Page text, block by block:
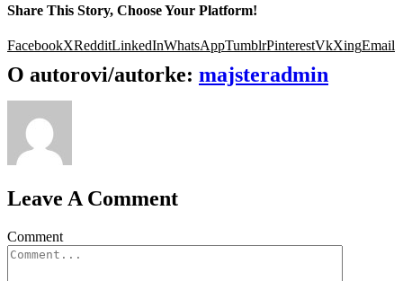
Share This Story, Choose Your Platform!
FacebookXRedditLinkedInWhatsAppTumblrPinterestVkXingEmail
O autorovi/autorke: majsteradmin
Leave A Comment
Comment